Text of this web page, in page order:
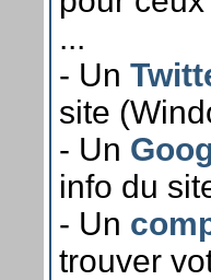
...
- Un
site
- Un
info du
- Un
trouver